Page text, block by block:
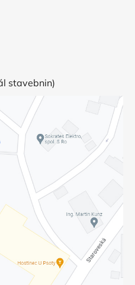
stavebnin)